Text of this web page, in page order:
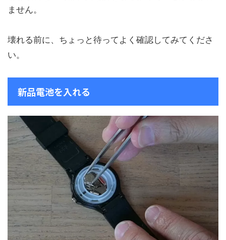
ません。
壊れる前に、ちょっと待ってよく確認してみてくださ
い。
新品電池を入れる